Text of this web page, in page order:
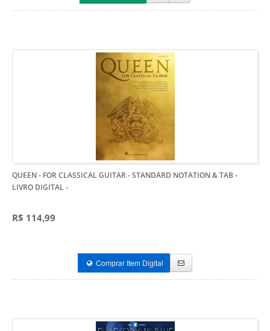
QUEEN - FOR CLASSICAL GUITAR - STANDARD NOTATION & TAB -
LIVRO DIGITAL-
R$ 114,99
Comprar Item Digital